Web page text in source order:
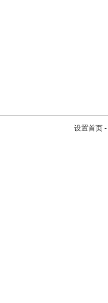
设置首页 -